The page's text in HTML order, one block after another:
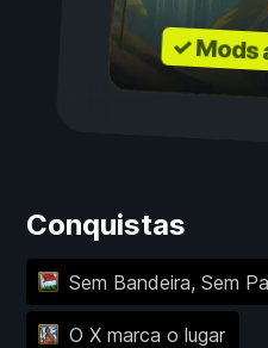
✓ Mods
Conquistas
Sem Bandeira, Sem
O X marca o lugar